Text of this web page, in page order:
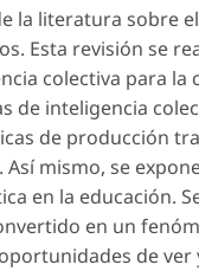
la literatura sobre
Esta revisión se
colectiva para
de inteligencia
de producción
mismo, se
en la educación.
en un
de